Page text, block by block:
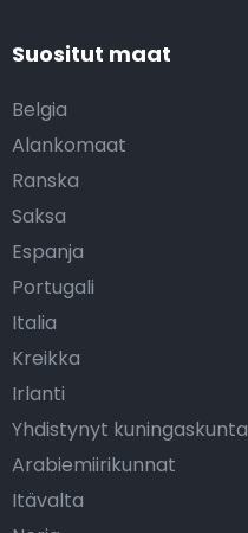
Suositut maat
Belgia
Alankomaat
Ranska
Saksa
Espanja
Portugali
Italia
Kreikka
Irlanti
Yhdistynyt kuningaskunta
Arabiemiirikunnat
Itävalta